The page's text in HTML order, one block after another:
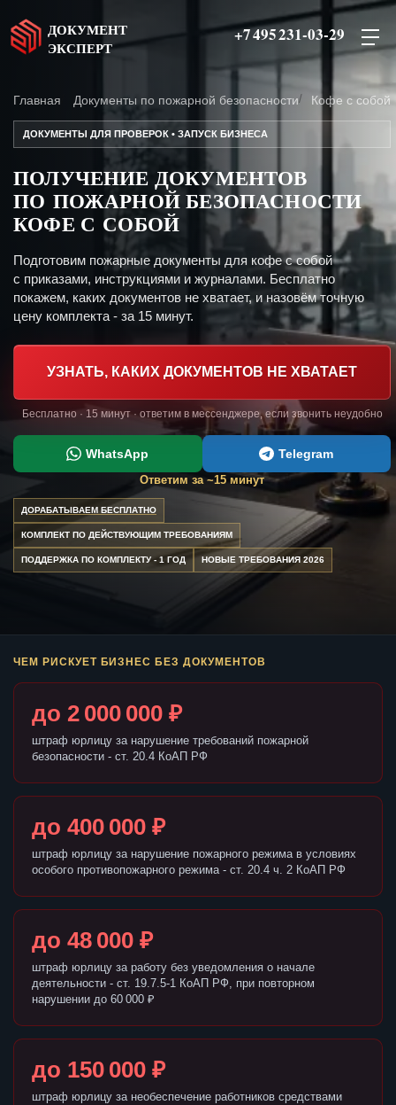
ДОКУМЕНТ
ЭКСПЕРТ
+7 495 231-03-29
Главная Документы по пожарной безопасности Кофе с собой
ДОКУМЕНТЫ ДЛЯ ПРОВЕРОК • ЗАПУСК БИЗНЕСА
ПОЛУЧЕНИЕ ДОКУМЕНТОВ
ПО ПОЖАРНОЙ БЕЗОПАСНОСТИ
КОФЕ С СОБОЙ
Подготовим пожарные документы для кофе с собой
с приказами, инструкциями и журналами. Бесплатно
покажем, каких документов не хватает, и назовём точную
цену комплекта - за 15 минут.
УЗНАТЬ, КАКИХ ДОКУМЕНТОВ НЕ ХВАТАЕТ
Бесплатно · 15 минут · ответим в мессенджере, если звонить неудобно
WhatsApp Telegram
Ответим за ~15 минут
ДОРАБАТЫВАЕМ БЕСПЛАТНО
КОМПЛЕКТ ПО ДЕЙСТВУЮЩИМ ТРЕБОВАНИЯМ
ПОДДЕРЖКА ПО КОМПЛЕКТУ - 1 ГОД НОВЫЕ ТРЕБОВАНИЯ 2026
ЧЕМ РИСКУЕТ БИЗНЕС БЕЗ ДОКУМЕНТОВ
до 2 000 000 ₽
штраф юрлицу за нарушение требований пожарной
безопасности - ст. 20.4 КоАП РФ
до 400 000 ₽
штраф юрлицу за нарушение пожарного режима в условиях
особого противопожарного режима - ст. 20.4 ч. 2 КоАП РФ
до 48 000 ₽
штраф юрлицу за работу без уведомления о начале
деятельности - ст. 19.7.5-1 КоАП РФ, при повторном
нарушении до 60 000 ₽
до 150 000 ₽
штраф юрлицу за необеспечение работников средствами